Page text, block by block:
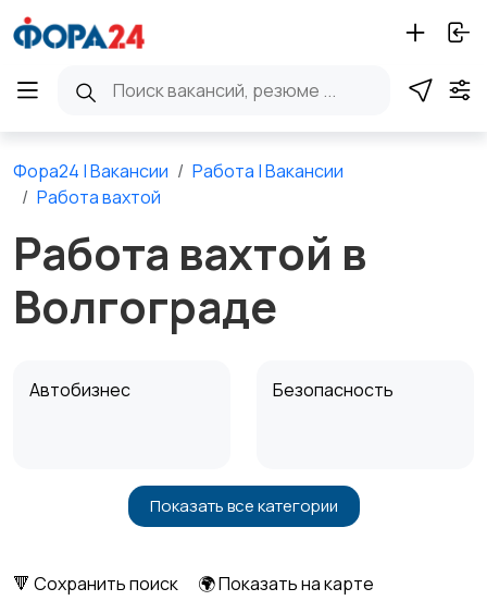
Фора24 | Вакансии
Работа | Вакансии
Работа вахтой
Работа вахтой в
Волгограде
Автобизнес Безопасность
Бытовые услуги и
Высший менеджмент
Показать все категории
🔻 Сохранить поиск
🌍 Показать на карте